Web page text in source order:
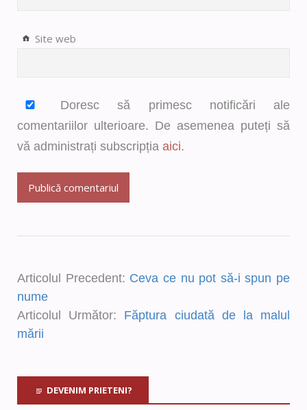
Site web
Doresc să primesc notificări ale
comentariilor ulterioare. De asemenea puteți să
vă administrați subscripția aici.
Articolul Precedent: Ceva ce nu pot să-i spun pe
nume
Articolul Următor: Făptura ciudată de la malul
mării
DEVENIM PRIETENI?